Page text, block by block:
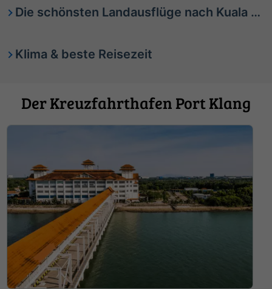
Die schönsten Landausflüge nach Kuala Lumpur
Klima & beste Reisezeit
Der Kreuzfahrthafen Port Klang